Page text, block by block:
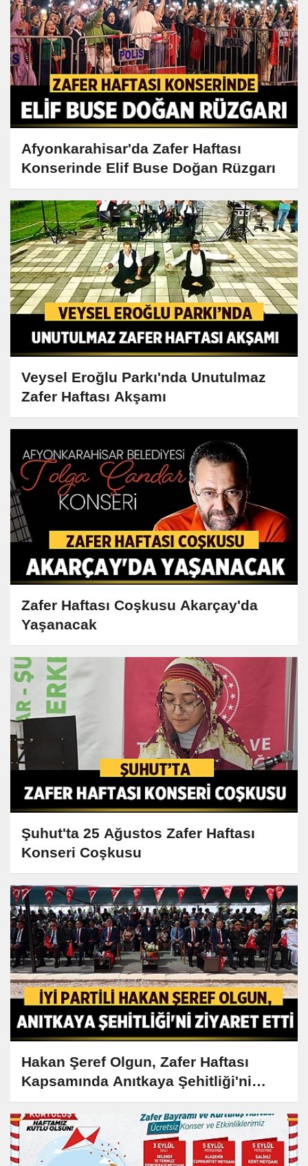
Afyonkarahisar'da Zafer Haftası
Konserinde Elif Buse Doğan Rüzgarı
Veysel Eroğlu Parkı'nda Unutulmaz
Zafer Haftası Akşamı
Zafer Haftası Coşkusu Akarçay'da
Yaşanacak
Şuhut'ta 25 Ağustos Zafer Haftası
Konseri Coşkusu
Hakan Şeref Olgun, Zafer Haftası
Kapsamında Anıtkaya Şehitliği'ni
Ziyaret Etti